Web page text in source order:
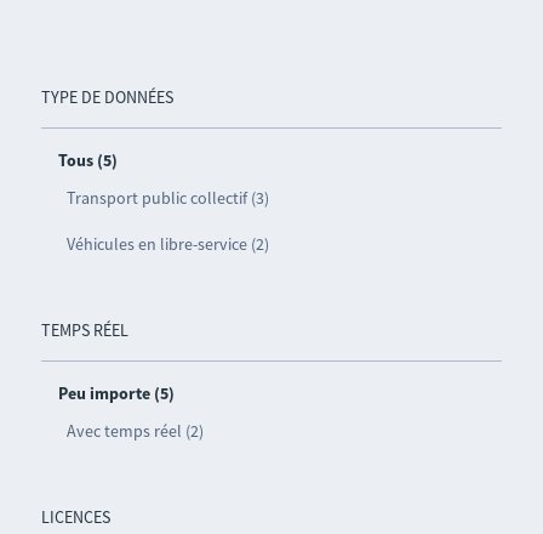
TYPE DE DONNÉES
Tous (5)
Transport public collectif (3)
Véhicules en libre-service (2)
TEMPS RÉEL
Peu importe (5)
Avec temps réel (2)
LICENCES